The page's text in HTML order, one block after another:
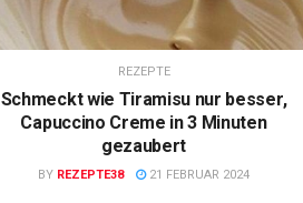
REZEPTE
Schmeckt wie Tiramisu nur besser,
Capuccino Creme in 3 Minuten
gezaubert
BY REZEPTE38 21 FEBRUAR 2024